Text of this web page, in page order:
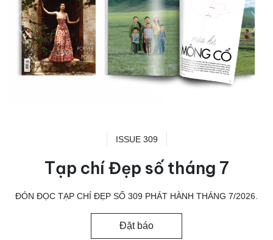
ISSUE 309
Tạp chí Đẹp số tháng 7
ĐÓN ĐỌC TẠP CHÍ ĐẸP SỐ 309 PHÁT HÀNH THÁNG 7/2026.
Đặt báo